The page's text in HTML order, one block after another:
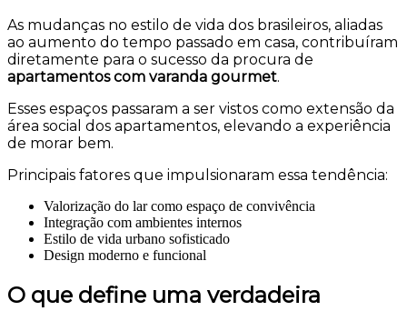
As mudanças no estilo de vida dos brasileiros, aliadas
ao aumento do tempo passado em casa, contribuíram
diretamente para o sucesso da procura de
apartamentos com varanda gourmet.
Esses espaços passaram a ser vistos como extensão da
área social dos apartamentos, elevando a experiência
de morar bem.
Principais fatores que impulsionaram essa tendência:
Valorização do lar como espaço de convivência
Integração com ambientes internos
Estilo de vida urbano sofisticado
Design moderno e funcional
O que define uma verdadeira